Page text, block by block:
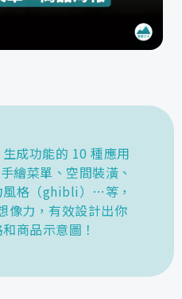
成功能的 10 種應用
繪菜單、空間裝潢、
風格（ghibli）…等，
像力，有效設計出你
商品示意圖！